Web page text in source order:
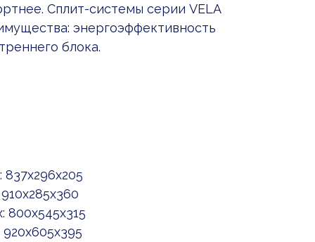
Сплит-системы серии VELA
энергоэффективность
блока.